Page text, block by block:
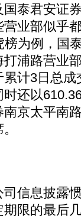
泰君安证
业部似乎
榜为例，国
浦路营业
计3日总
还以
京太平南
息披露惯
限的最后